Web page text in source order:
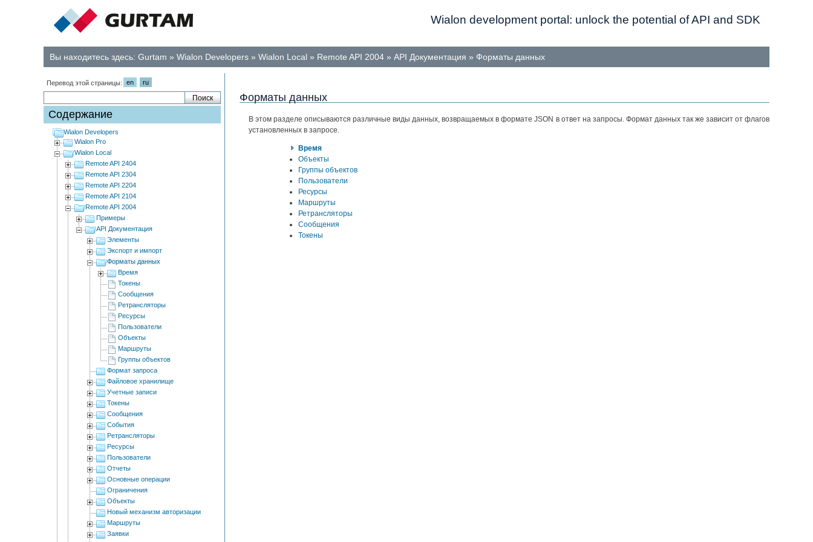
Wialon development portal: unlock the potential of API and SDK
Вы находитесь здесь: Gurtam » Wialon Developers » Wialon Local » Remote API 2004 » API Документация » Форматы данных
Перевод этой страницы: en ru
Содержание
Wialon Developers
Wialon Pro
Wialon Local
Remote API 2404
Remote API 2304
Remote API 2204
Remote API 2104
Remote API 2004
Примеры
API Документация
Элементы
Экспорт и импорт
Форматы данных
Время
Токены
Сообщения
Ретрансляторы
Ресурсы
Пользователи
Объекты
Маршруты
Группы объектов
Формат запроса
Файловое хранилище
Учетные записи
Токены
Сообщения
События
Ретрансляторы
Ресурсы
Пользователи
Отчеты
Основные операции
Ограничения
Объекты
Новый механизм авторизации
Маршруты
Заявки
Форматы данных
В этом разделе описываются различные виды данных, возвращаемых в формате JSON в ответ на запросы. Формат данных так же зависит от флагов
установленных в запросе.
Время
Объекты
Группы объектов
Пользователи
Ресурсы
Маршруты
Ретрансляторы
Сообщения
Токены